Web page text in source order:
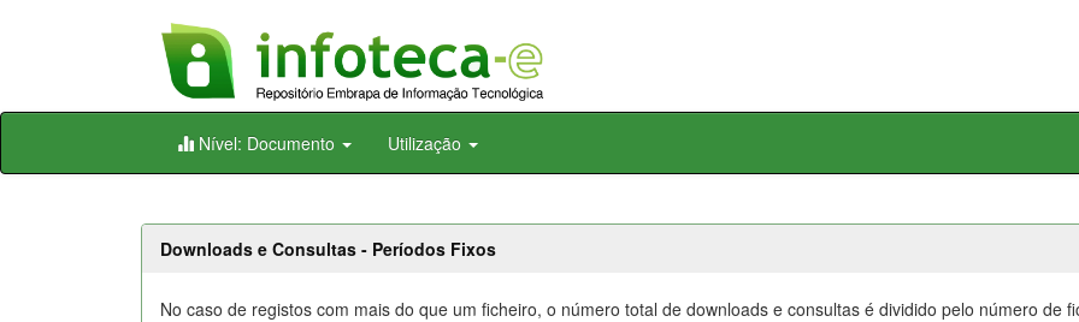
Skip
Nível: Documento Utilização
Downloads e Consultas - Períodos Fixos
No caso de registos com mais do que um ficheiro, o número total de downloads e consultas é dividido pelo número de